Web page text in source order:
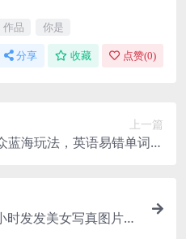
作品 你是
分享 收藏 点赞(0)
上一篇
蓝海玩法，英语易错单词挑
与变现)
发发美女写真图片，